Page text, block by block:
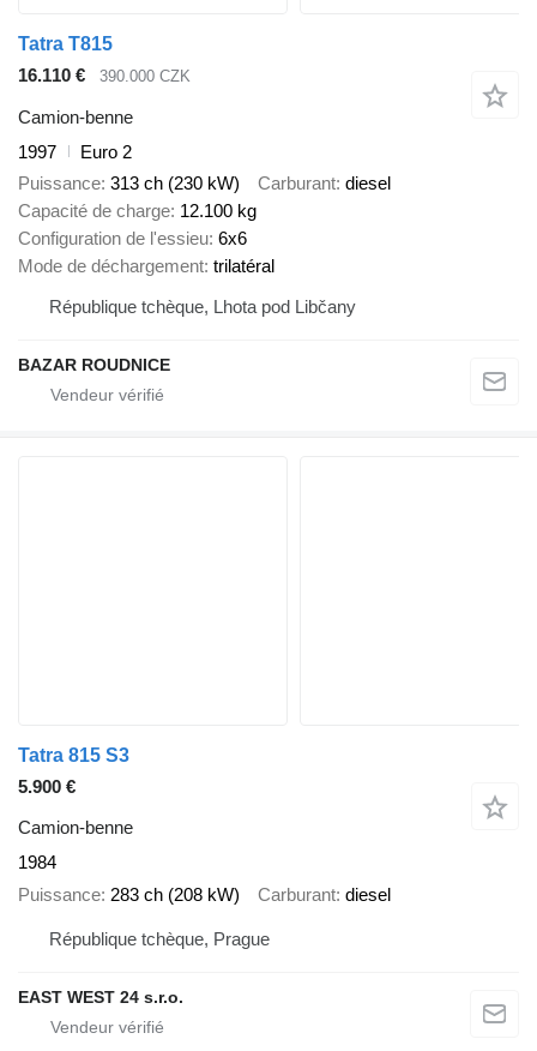
Tatra T815
16.110 €
390.000 CZK
Camion-benne
1997
Euro 2
Puissance 313 ch (230 kW) Carburant diesel
Capacité de charge 12.100 kg
Configuration de l'essieu 6x6
Mode de déchargement trilatéral
République tchèque, Lhota pod Libčany
BAZAR ROUDNICE
Tatra 815 S3
5.900 €
Camion-benne
1984
Puissance 283 ch (208 kW) Carburant diesel
République tchèque, Prague
EAST WEST 24 s.r.o.